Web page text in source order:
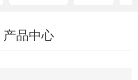
产品中心